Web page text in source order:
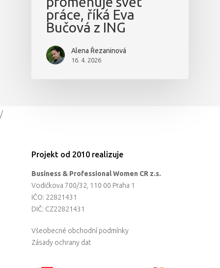
práce, říká Eva
Bučová z ING
Alena Řezaninová
16. 4. 2026
/
Projekt od 2010 realizuje
Business & Professional Women CR z.s.
Vodičkova 700/32, 110 00 Praha 1
IČO: 22821431
DIČ: CZ22821431
Všeobecné obchodní podmínky
Zásady ochrany dat